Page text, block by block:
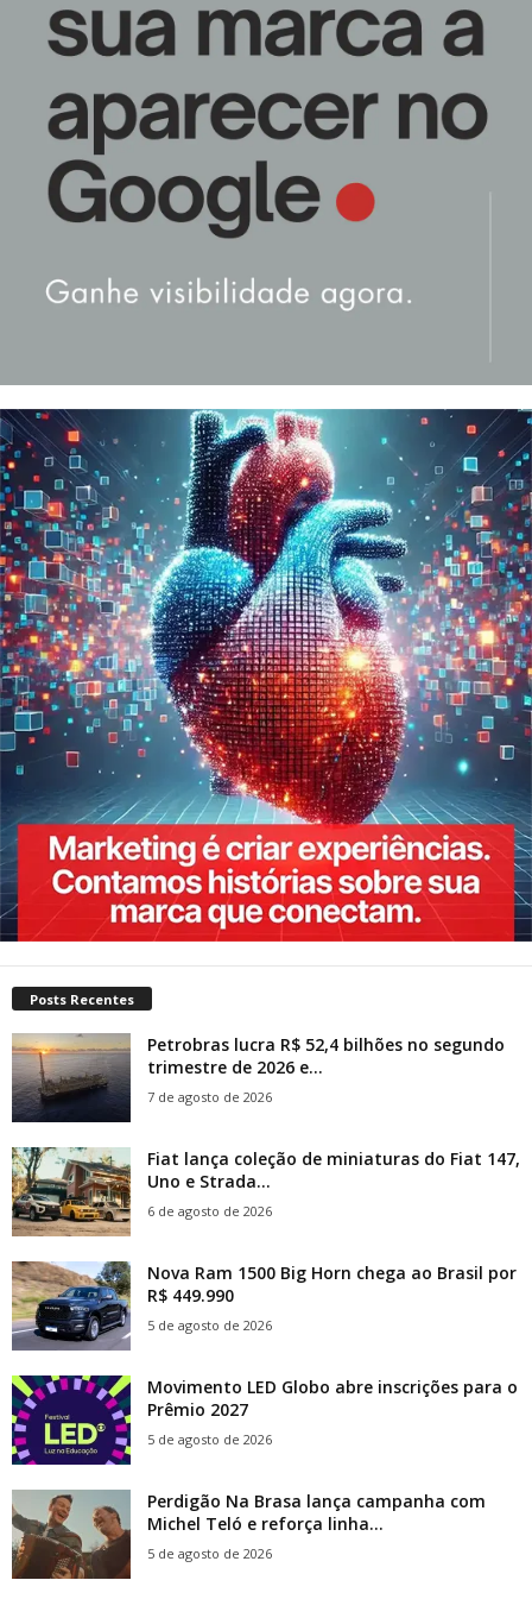
Posts Recentes
Petrobras lucra R$ 52,4 bilhões no segundo
trimestre de 2026 e...
7 de agosto de 2026
Fiat lança coleção de miniaturas do Fiat 147,
Uno e Strada...
6 de agosto de 2026
Nova Ram 1500 Big Horn chega ao Brasil por
R$ 449.990
5 de agosto de 2026
Movimento LED Globo abre inscrições para o
Prêmio 2027
5 de agosto de 2026
Perdigão Na Brasa lança campanha com
Michel Teló e reforça linha...
5 de agosto de 2026